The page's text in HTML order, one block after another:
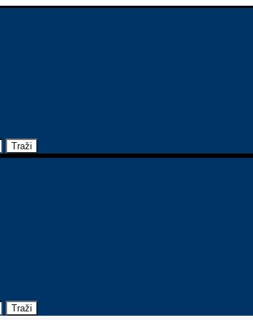
Traži
Traži